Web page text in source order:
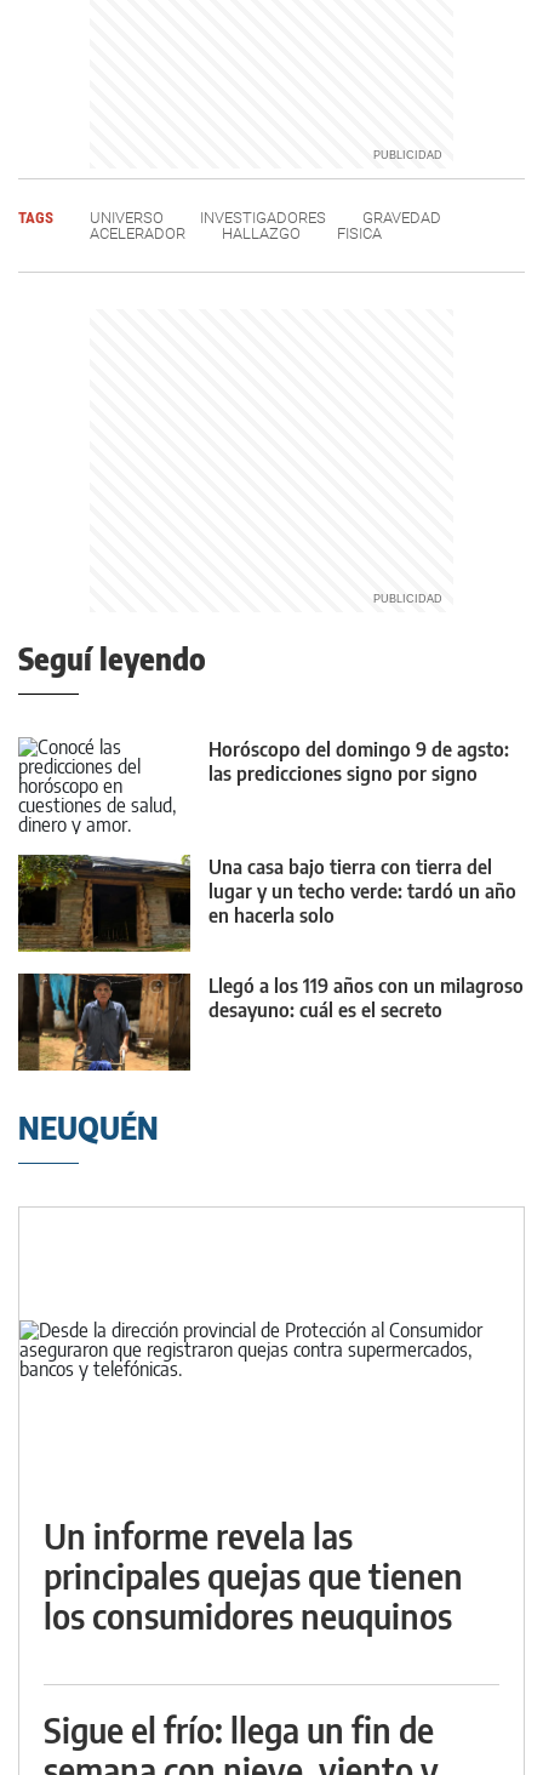
TAGS UNIVERSO INVESTIGADORES
GRAVEDAD
ACELERADOR
HALLAZGO FISICA
Seguí leyendo
Horóscopo del domingo 9 de agsto:
las predicciones signo por signo
Una casa bajo tierra con tierra del
lugar y un techo verde: tardó un año
en hacerla solo
Llegó a los 119 años con un milagroso
desayuno: cuál es el secreto
NEUQUÉN
Un informe revela las
principales quejas que tienen
los consumidores neuquinos
Sigue el frío: llega un fin de